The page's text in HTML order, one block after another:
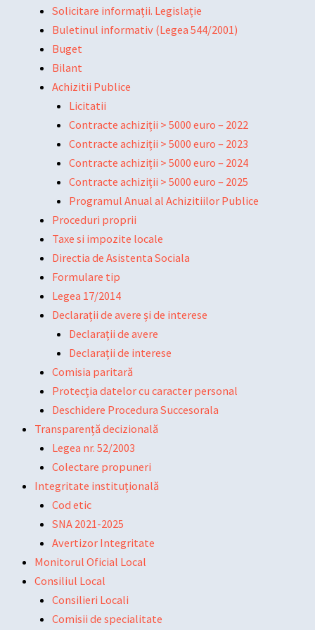
Solicitare informații. Legislație
Buletinul informativ (Legea 544/2001)
Buget
Bilant
Achizitii Publice
Licitatii
Contracte achiziții > 5000 euro – 2022
Contracte achiziții > 5000 euro – 2023
Contracte achiziții > 5000 euro – 2024
Contracte achiziții > 5000 euro – 2025
Programul Anual al Achizitiilor Publice
Proceduri proprii
Taxe si impozite locale
Directia de Asistenta Sociala
Formulare tip
Legea 17/2014
Declarații de avere și de interese
Declarații de avere
Declarații de interese
Comisia paritară
Protecția datelor cu caracter personal
Deschidere Procedura Succesorala
Transparență decizională
Legea nr. 52/2003
Colectare propuneri
Integritate instituțională
Cod etic
SNA 2021-2025
Avertizor Integritate
Monitorul Oficial Local
Consiliul Local
Consilieri Locali
Comisii de specialitate